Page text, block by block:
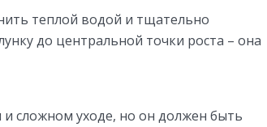
теплой водой и тщательно
до центральной точки роста – она
сложном уходе, но он должен быть